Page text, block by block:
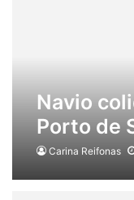
Navio
Porto de
Carina Reifonas